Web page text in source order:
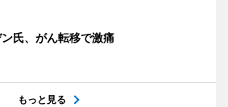
氏、がん転移で激痛
もっと見る